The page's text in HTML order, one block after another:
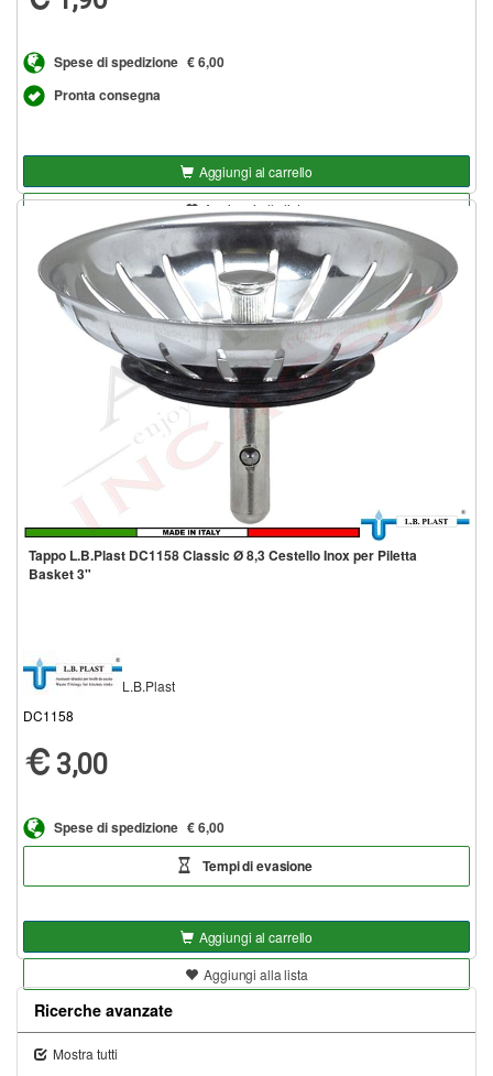
Spese di spedizione € 6,00
Pronta consegna
Aggiungi al carrello
Aggiungi alla lista
Tappo L.B.Plast DC1158 Classic Ø 8,3 Cestello Inox per Piletta
Basket 3"
L.B.Plast
DC1158
3,00
Spese di spedizione € 6,00
Tempi di evasione
Aggiungi al carrello
Aggiungi alla lista
Ricerche avanzate
Mostra tutti